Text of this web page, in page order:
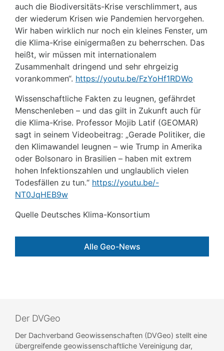
auch die Biodiversitäts-Krise verschlimmert, aus
der wiederum Krisen wie Pandemien hervorgehen.
Wir haben wirklich nur noch ein kleines Fenster, um
die Klima-Krise einigermaßen zu beherrschen. Das
heißt, wir müssen mit internationalem
Zusammenhalt dringend und sehr ehrgeizig
vorankommen“. https://youtu.be/FzYoHf1RDWo
Wissenschaftliche Fakten zu leugnen, gefährdet
Menschenleben – und das gilt in Zukunft auch für
die Klima-Krise. Professor Mojib Latif (GEOMAR)
sagt in seinem Videobeitrag: „Gerade Politiker, die
den Klimawandel leugnen – wie Trump in Amerika
oder Bolsonaro in Brasilien – haben mit extrem
hohen Infektionszahlen und unglaublich vielen
Todesfällen zu tun.“ https://youtu.be/-
NT0JqHEB9w
Quelle Deutsches Klima-Konsortium
Alle Geo-News
Der DVGeo
Der Dachverband Geowissenschaften (DVGeo) stellt eine
übergreifende geowissenschaftliche Vereinigung dar,